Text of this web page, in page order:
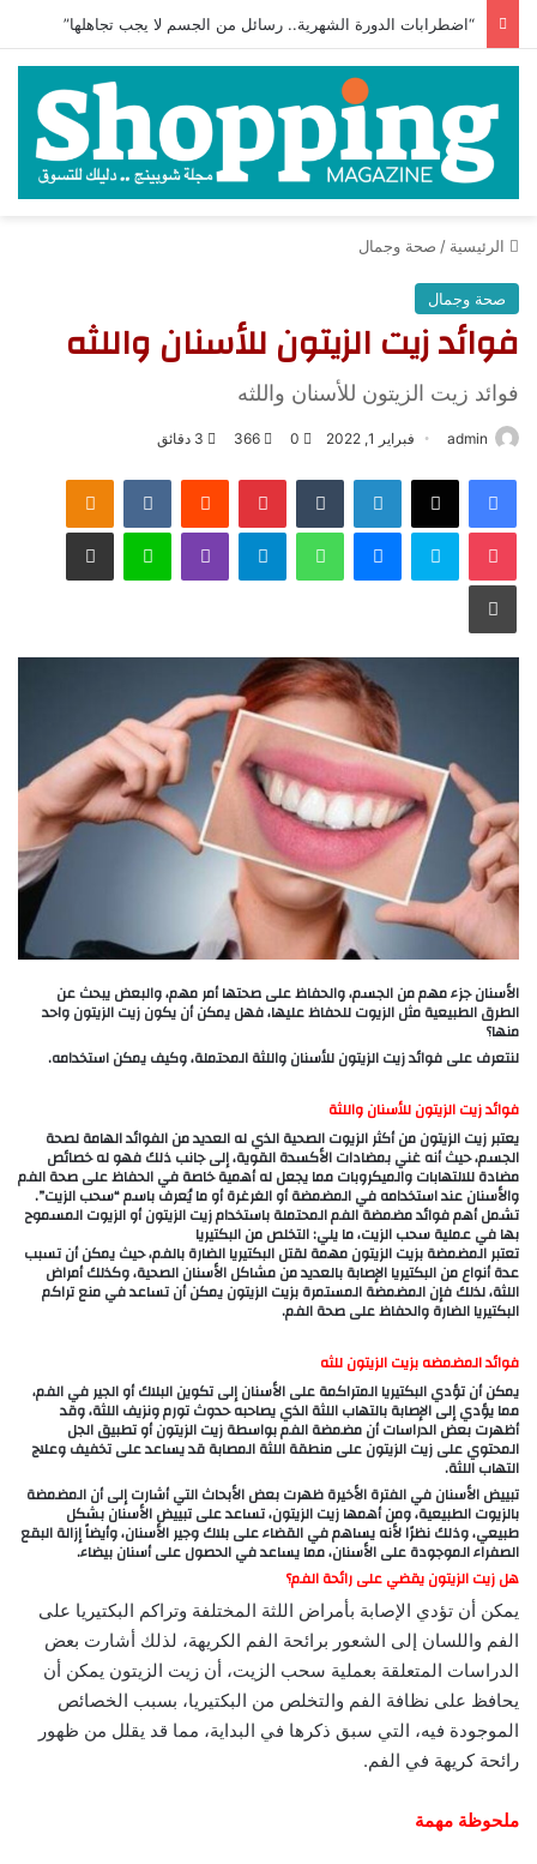
“اضطرابات الدورة الشهرية.. رسائل من الجسم لا يجب تجاهلها”
الرئيسية / صحة وجمال
صحة وجمال
فوائد زيت الزيتون للأسنان واللثه
فوائد زيت الزيتون للأسنان واللثه
admin فبراير 1, 2022 0
366
فيسبوك لينكدإن بينتيريست
سكايب واتساب لاين
الأسنان جزء مهم من الجسم، والحفاظ على صحتها أمر مهم، والبعض يبحث عن
الطرق الطبيعية مثل الزيوت للحفاظ عليها، فهل يمكن أن يكون زيت الزيتون واحد
منها؟
لنتعرف على فوائد زيت الزيتون للأسنان واللثة المحتملة، وكيف يمكن استخدامه.
فوائد زيت الزيتون للأسنان واللثة
يعتبر زيت الزيتون من أكثر الزيوت الصحية الذي له العديد من الفوائد الهامة لصحة
الجسم، حيث أنه غني بمضادات الأكسدة القوية، إلى جانب ذلك فهو له خصائص
مضادة للالتهابات والميكروبات مما يجعل له أهمية خاصة في الحفاظ على صحة الفم
والأسنان عند استخدامه في المضمضة أو الغرغرة أو ما يُعرف باسم “سحب الزيت”.
تشمل أهم فوائد مضمضة الفم المحتملة باستخدام زيت الزيتون أو الزيوت المسموح
بها في عملية سحب الزيت، ما يلي: التخلص من البكتيريا
تعتبر المضمضة بزيت الزيتون مهمة لقتل البكتيريا الضارة بالفم، حيث يمكن أن تسبب
عدة أنواع من البكتيريا الإصابة بالعديد من مشاكل الأسنان الصحية، وكذلك أمراض
اللثة، لذلك فإن المضمضة المستمرة بزيت الزيتون يمكن أن تساعد في منع تراكم
البكتيريا الضارة والحفاظ على صحة الفم.
فوائد المضمضه بزيت الزيتون للثه
يمكن أن تؤدي البكتيريا المتراكمة على الأسنان إلى تكوين البلاك أو الجير في الفم،
مما يؤدي إلى الإصابة بالتهاب اللثة الذي يصاحبه حدوث تورم ونزيف اللثة، وقد
أظهرت بعض الدراسات أن مضمضة الفم بواسطة زيت الزيتون أو تطبيق الجل
المحتوي على زيت الزيتون على منطقة اللثة المصابة قد يساعد على تخفيف وعلاج
التهاب اللثة.
تبييض الأسنان في الفترة الأخيرة ظهرت بعض الأبحاث التي أشارت إلى أن المضمضة
بالزيوت الطبيعية، ومن أهمها زيت الزيتون، تساعد على تبييض الأسنان بشكل
طبيعي، وذلك نظرًا لأنه يساهم في القضاء على بلاك وجير الأسنان، وأيضاً إزالة البقع
الصفراء الموجودة على الأسنان، مما يساعد في الحصول على أسنان بيضاء.
هل زيت الزيتون يقضي على رائحة الفم؟
يمكن أن تؤدي الإصابة بأمراض اللثة المختلفة وتراكم البكتيريا على
الفم واللسان إلى الشعور برائحة الفم الكريهة، لذلك أشارت بعض
الدراسات المتعلقة بعملية سحب الزيت، أن زيت الزيتون يمكن أن
يحافظ على نظافة الفم والتخلص من البكتيريا، بسبب الخصائص
الموجودة فيه، التي سبق ذكرها في البداية، مما قد يقلل من ظهور
رائحة كريهة في الفم.
ملحوظة مهمة